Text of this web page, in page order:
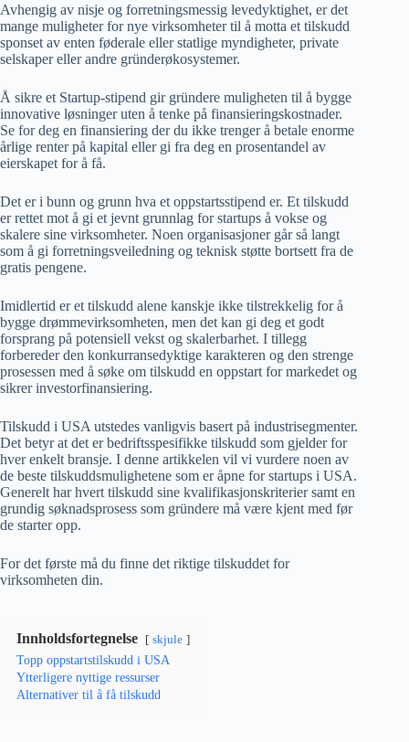
Avhengig av nisje og forretningsmessig levedyktighet, er det
mange muligheter for nye virksomheter til å motta et tilskudd
sponset av enten føderale eller statlige myndigheter, private
selskaper eller andre gründerøkosystemer.
Å sikre et Startup-stipend gir gründere muligheten til å bygge
innovative løsninger uten å tenke på finansieringskostnader.
Se for deg en finansiering der du ikke trenger å betale enorme
årlige renter på kapital eller gi fra deg en prosentandel av
eierskapet for å få.
Det er i bunn og grunn hva et oppstartsstipend er. Et tilskudd
er rettet mot å gi et jevnt grunnlag for startups å vokse og
skalere sine virksomheter. Noen organisasjoner går så langt
som å gi forretningsveiledning og teknisk støtte bortsett fra de
gratis pengene.
Imidlertid er et tilskudd alene kanskje ikke tilstrekkelig for å
bygge drømmevirksomheten, men det kan gi deg et godt
forsprang på potensiell vekst og skalerbarhet. I tillegg
forbereder den konkurransedyktige karakteren og den strenge
prosessen med å søke om tilskudd en oppstart for markedet og
sikrer investorfinansiering.
Tilskudd i USA utstedes vanligvis basert på industrisegmenter.
Det betyr at det er bedriftsspesifikke tilskudd som gjelder for
hver enkelt bransje. I denne artikkelen vil vi vurdere noen av
de beste tilskuddsmulighetene som er åpne for startups i USA.
Generelt har hvert tilskudd sine kvalifikasjonskriterier samt en
grundig søknadsprosess som gründere må være kjent med før
de starter opp.
For det første må du finne det riktige tilskuddet for
virksomheten din.
Innholdsfortegnelse skjule
Topp oppstartstilskudd i USA
Ytterligere nyttige ressurser
Alternativer til å få tilskudd